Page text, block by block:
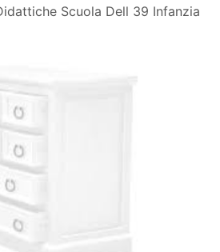
Scuola Dell 39 Infanzia